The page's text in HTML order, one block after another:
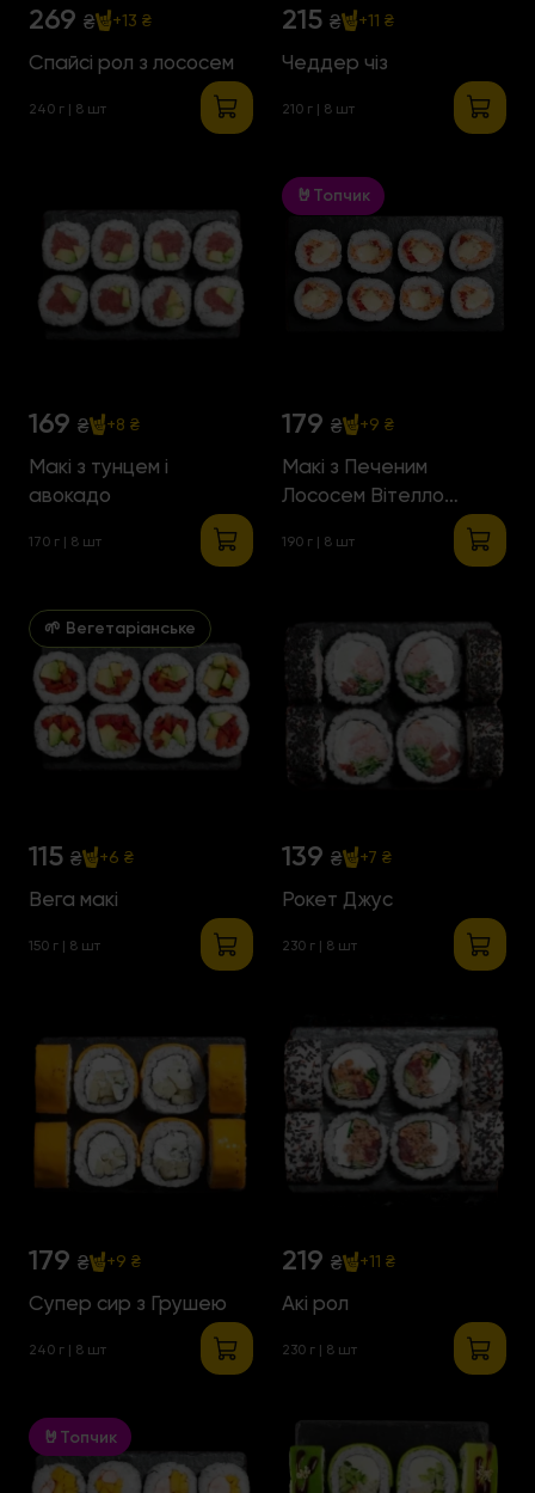
269 ₴ +13 ₴
Спайсі рол з лососем
240 г | 8 шт
215 ₴ +11 ₴
Чеддер чіз
210 г | 8 шт
169 ₴ +8 ₴
Макі з тунцем і
авокадо
170 г | 8 шт
🤘Топчик
179 ₴ +9 ₴
Макі з Печеним
Лососем Вітелло
190 г | 8 шт
🌱 Вегетаріанське
115 ₴ +6 ₴
Вега макі
150 г | 8 шт
139 ₴ +7 ₴
Рокет Джус
230 г | 8 шт
179 ₴ +9 ₴
Супер сир з Грушею
240 г | 8 шт
219 ₴ +11 ₴
Акі рол
230 г | 8 шт
🤘Топчик